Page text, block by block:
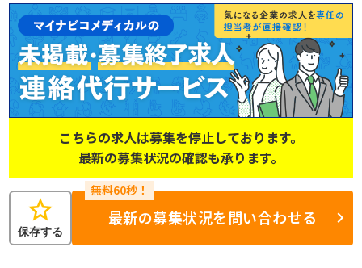
こちらの求人は募集を停止しております。
最新の募集状況の確認も承ります。
star
保存する
最新の募集状況を問い合わせる